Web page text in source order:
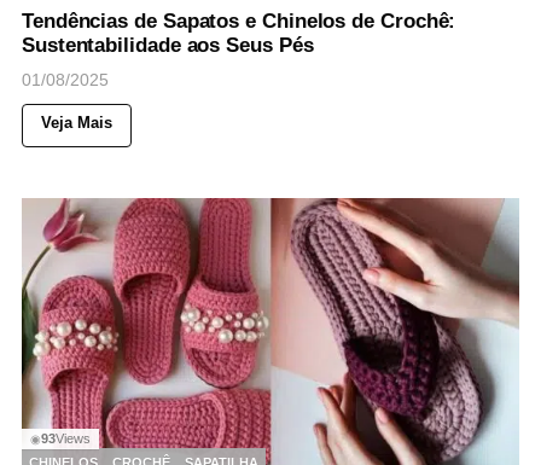
Tendências de Sapatos e Chinelos de Crochê:
Sustentabilidade aos Seus Pés
01/08/2025
Veja Mais
◉93Views